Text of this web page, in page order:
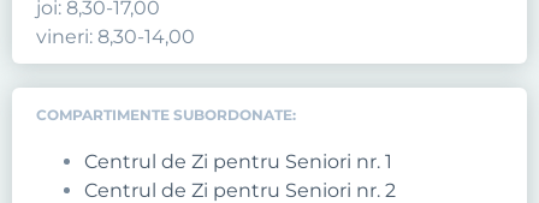
joi: 8,30-17,00
vineri: 8,30-14,00
COMPARTIMENTE SUBORDONATE:
Centrul de Zi pentru Seniori nr. 1
Centrul de Zi pentru Seniori nr. 2